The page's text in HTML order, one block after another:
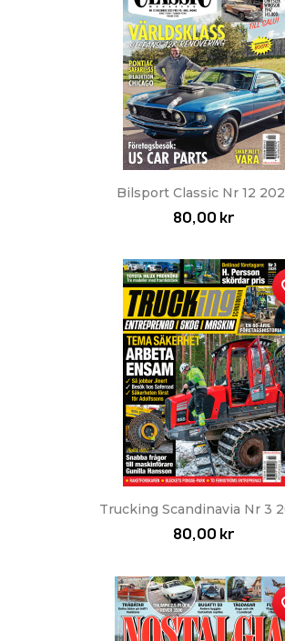
Bilsport Classic Nr 12
80,00 kr
Trucking Scandinavia Nr 3
80,00 kr